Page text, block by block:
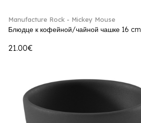
Manufacture Rock - Mickey Mouse
Блюдце к кофейной/чайной чашке 16 cm
21.00€